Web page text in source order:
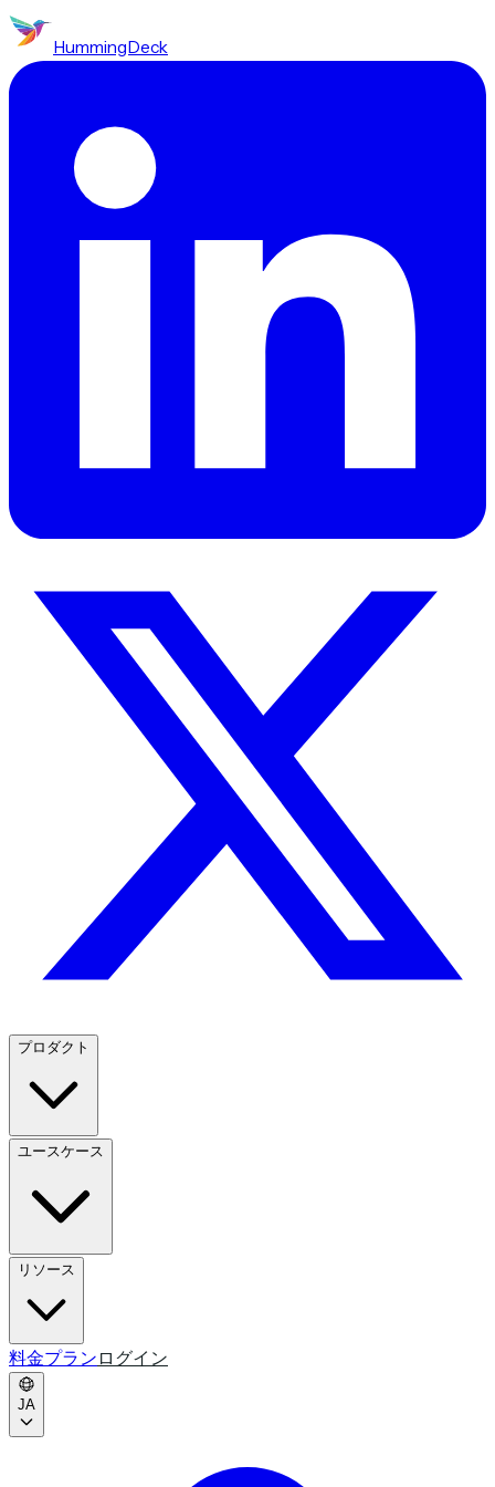
HummingDeck
プロダクト
ユースケース
リソース
料金プラン ログイン
JA